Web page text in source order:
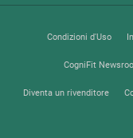
Condizioni d'Uso
CogniFit
Diventa un rivenditore